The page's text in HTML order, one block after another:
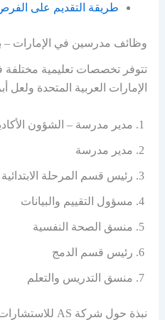
طريقة التقديم على
وظائف مدرسين في الإمارات –
تتوفر تخصصات تعليمية مختلفة
الإمارات العربية المتحدة ولعل
مدير مدرسة – الشؤون
مدير مدرسة
رئيس قسم المرحلة الابتدائية /
مسؤول التقييم والبيانات
منسق الصحة النفسية
رئيس قسم الدمج
منسق التدريس والتعلم
نبذة حول شركة AS للاستشارات